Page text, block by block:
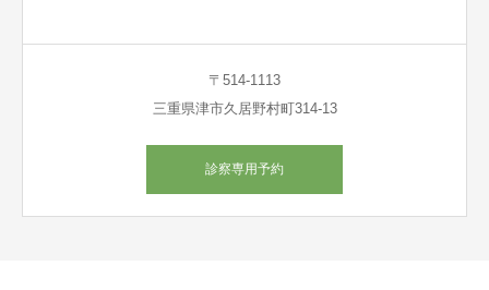
〒514-1113
三重県津市久居野村町314-13
診察専用予約